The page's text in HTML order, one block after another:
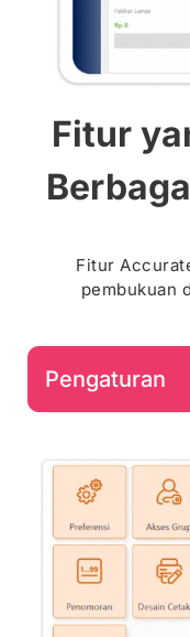
Fitur
Fitur
pembukuan
Pengaturan